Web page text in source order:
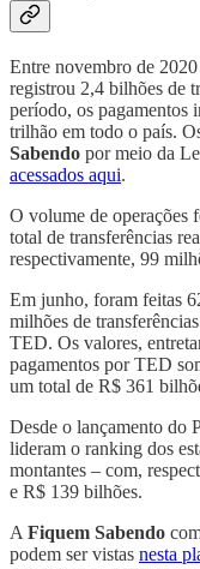
Entre novembro de
registrou 2,4 bilhões de
período, os pagamentos
trilhão em todo o país.
Sabendo por meio da
acessados aqui.
O volume de operações
total de transferências
respectivamente, 99
Em junho, foram feitas
milhões de
TED. Os valores,
pagamentos por TED
um total de R$ 361
Desde o lançamento do
lideram o ranking dos
montantes – com,
e R$ 139 bilhões.
A Fiquem Sabendo
podem ser vistas nesta